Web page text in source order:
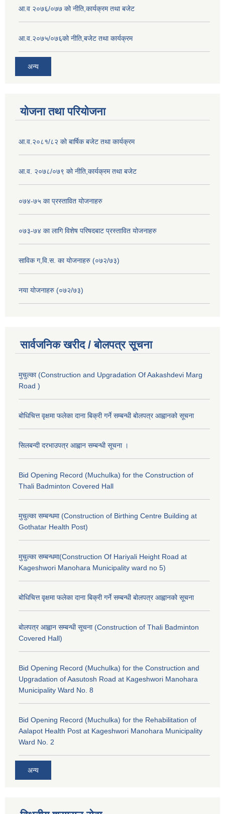
आ.व २०७६/०७७ को नीति,कार्यक्रम तथा बजेट
आ.व.२०७५/०७६को नीति,बजेट तथा कार्यक्रम
अन्य
योजना तथा परियोजना
आ.व.२०८१/८२ को बार्षिक बजेट तथा कार्यक्रम
आ.व. २०७८/०७९ को नीति,कार्यक्रम तथा बजेट
०७४-७५ का प्रस्तावित योजनाहरु
०७३-७४ का लागि विशेष परिषदबाट प्रस्तावित योजनाहरु
साविक ग,वि.स. का योजनाहरु (०७२/७३)
नया योजनाहरु (०७२/७३)
सार्वजनिक खरीद / बोलपत्र सूचना
मुचुल्का (Construction and Upgradation Of Aakashdevi Marg
Road )
बोधिचित्त वृक्षमा फलेका दाना बिक्री गर्ने सम्बन्धी बोलपत्र आह्वानको सूचना
सिलबन्दी दरभाउपत्र आह्वान सम्बन्धी सूचना ।
Bid Opening Record (Muchulka) for the Construction of
Thali Badminton Covered Hall
मुचुल्का सम्बन्धमा (Construction of Birthing Centre Building at
Gothatar Health Post)
मुचुल्का सम्बन्धमा(Construction Of Hariyali Height Road at
Kageshwori Manohara Municipality ward no 5)
बोधिचित्त वृक्षमा फलेका दाना बिक्री गर्ने सम्बन्धी बोलपत्र आह्वानको सूचना
बोलपत्र आह्वान सम्बन्धी सूचना (Construction of Thali Badminton
Covered Hall)
Bid Opening Record (Muchulka) for the Construction and
Upgradation of Aasutosh Road at Kageshwori Manohara
Municipality Ward No. 8
Bid Opening Record (Muchulka) for the Rehabilitation of
Aalapot Health Post at Kageshwori Manohara Municipality
Ward No. 2
अन्य